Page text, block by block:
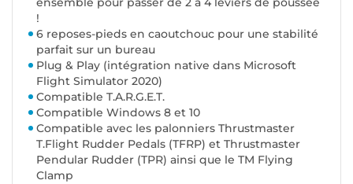
!
6 reposes-pieds en caoutchouc pour une stabilité
parfait sur un bureau
Plug & Play (intégration native dans Microsoft
Flight Simulator 2020)
Compatible T.A.R.G.E.T.
Compatible Windows 8 et 10
Compatible avec les palonniers Thrustmaster
T.Flight Rudder Pedals (TFRP) et Thrustmaster
Pendular Rudder (TPR) ainsi que le TM Flying
Clamp